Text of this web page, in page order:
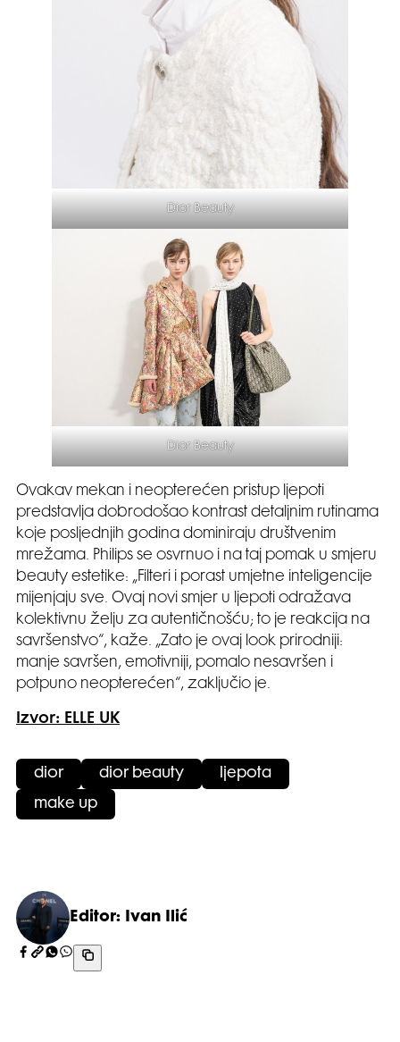
Dior Beauty
Dior Beauty
Ovakav mekan i neopterećen pristup ljepoti
predstavlja dobrodošao kontrast detaljnim rutinama
koje posljednjih godina dominiraju društvenim
mrežama. Philips se osvrnuo i na taj pomak u smjeru
beauty estetike: „Filteri i porast umjetne inteligencije
mijenjaju sve. Ovaj novi smjer u ljepoti odražava
kolektivnu želju za autentičnošću; to je reakcija na
savršenstvo“, kaže. „Zato je ovaj look prirodniji:
manje savršen, emotivniji, pomalo nesavršen i
potpuno neopterećen“, zaključio je.
Izvor: ELLE UK
dior dior beauty ljepota
make up
Editor: Ivan Ilić